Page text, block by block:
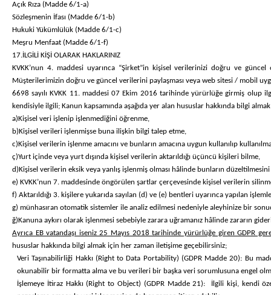
Açık Rıza (Madde 6/1-a)
Sözleşmenin İfası (Madde 6/1-b)
Hukuki Yükümlülük (Madde 6/1-c)
Meşru Menfaat (Madde 6/1-f)
17.İLGİLİ KİŞİ OLARAK HAKLARINIZ
KVKK’nun 4. maddesi uyarınca “Şirket”in kişisel verilerinizi doğru ve
Müşterilerimizin doğru ve güncel verilerini paylaşması veya web sitesi / mobil
6698 sayılı KVKK 11. maddesi 07 Ekim 2016 tarihinde yürürlüğe girmiş olup
kendisiyle ilgili; Kanun kapsamında aşağıda yer alan hususlar hakkında bilgi
a)Kişisel veri işlenip işlenmediğini öğrenme,
b)Kişisel verileri işlenmişse buna ilişkin bilgi talep etme,
c)Kişisel verilerin işlenme amacını ve bunların amacına uygun kullanılıp
ç)Yurt içinde veya yurt dışında kişisel verilerin aktarıldığı üçüncü kişileri bilme,
d)Kişisel verilerin eksik veya yanlış işlenmiş olması hâlinde bunların
e) KVKK’nun 7. maddesinde öngörülen şartlar çerçevesinde kişisel verilerin
f) Aktarıldığı 3. kişilere yukarıda sayılan (d) ve (e) bentleri uyarınca yapılan
g) münhasıran otomatik sistemler ile analiz edilmesi nedeniyle aleyhinize bir
ğ)Kanuna aykırı olarak işlenmesi sebebiyle zarara uğramanız hâlinde zararın
Ayrıca EB vatandaşı iseniz 25 Mayıs 2018 tarihinde yürürlüğe giren GDPR
hususlar hakkında bilgi almak için her zaman iletişime geçebilirsiniz;
Veri Taşınabilirliği Hakkı (Right to Data Portability) (GDPR Madde 20): Bu
okunabilir bir formatta alma ve bu verileri bir başka veri sorumlusuna engel
İşlemeye İtiraz Hakkı (Right to Object) (GDPR Madde 21): İlgili kişi, kendi